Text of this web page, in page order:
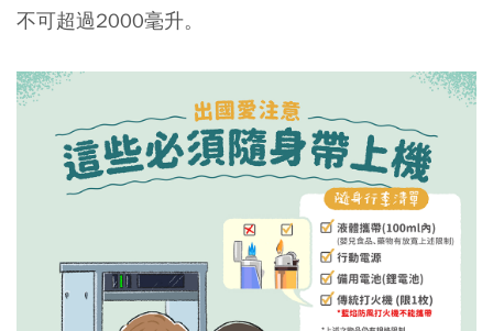
不可超過2000毫升。